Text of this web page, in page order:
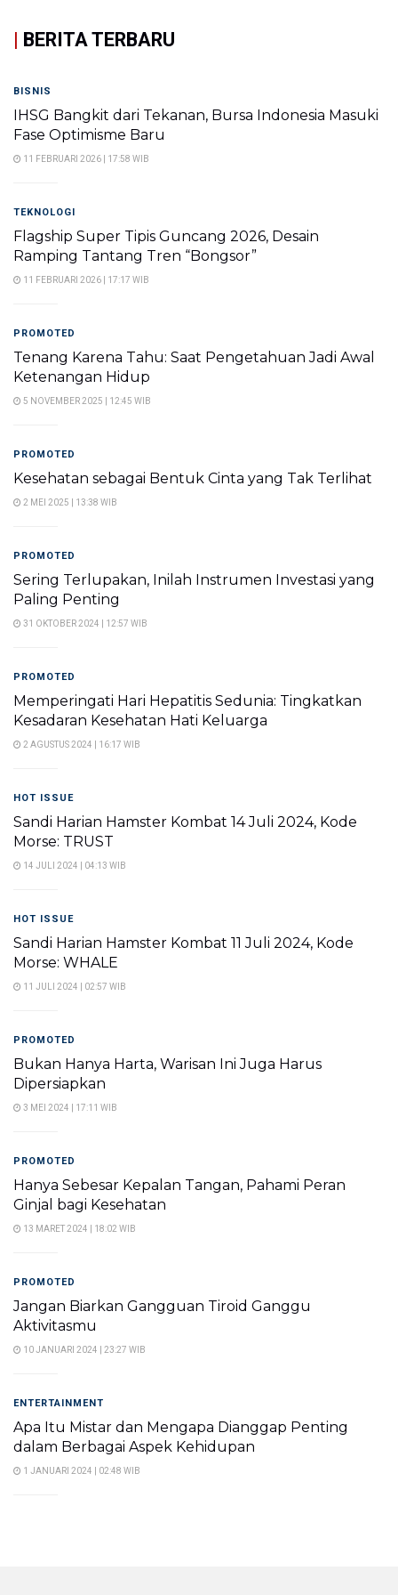
| BERITA TERBARU
BISNIS
IHSG Bangkit dari Tekanan, Bursa Indonesia Masuki
Fase Optimisme Baru
11 FEBRUARI 2026 | 17:58 WIB
TEKNOLOGI
Flagship Super Tipis Guncang 2026, Desain
Ramping Tantang Tren “Bongsor”
11 FEBRUARI 2026 | 17:17 WIB
PROMOTED
Tenang Karena Tahu: Saat Pengetahuan Jadi Awal
Ketenangan Hidup
5 NOVEMBER 2025 | 12:45 WIB
PROMOTED
Kesehatan sebagai Bentuk Cinta yang Tak Terlihat
2 MEI 2025 | 13:38 WIB
PROMOTED
Sering Terlupakan, Inilah Instrumen Investasi yang
Paling Penting
31 OKTOBER 2024 | 12:57 WIB
PROMOTED
Memperingati Hari Hepatitis Sedunia: Tingkatkan
Kesadaran Kesehatan Hati Keluarga
2 AGUSTUS 2024 | 16:17 WIB
HOT ISSUE
Sandi Harian Hamster Kombat 14 Juli 2024, Kode
Morse: TRUST
14 JULI 2024 | 04:13 WIB
HOT ISSUE
Sandi Harian Hamster Kombat 11 Juli 2024, Kode
Morse: WHALE
11 JULI 2024 | 02:57 WIB
PROMOTED
Bukan Hanya Harta, Warisan Ini Juga Harus
Dipersiapkan
3 MEI 2024 | 17:11 WIB
PROMOTED
Hanya Sebesar Kepalan Tangan, Pahami Peran
Ginjal bagi Kesehatan
13 MARET 2024 | 18:02 WIB
PROMOTED
Jangan Biarkan Gangguan Tiroid Ganggu
Aktivitasmu
10 JANUARI 2024 | 23:27 WIB
ENTERTAINMENT
Apa Itu Mistar dan Mengapa Dianggap Penting
dalam Berbagai Aspek Kehidupan
1 JANUARI 2024 | 02:48 WIB